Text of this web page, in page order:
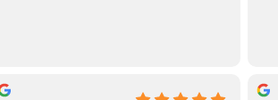
michal gottfried